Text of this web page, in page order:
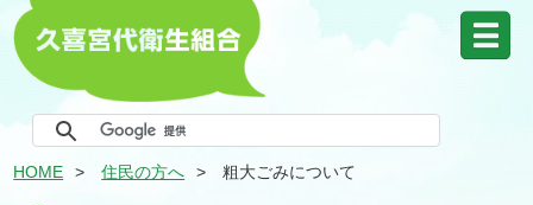
HOME 住民の方へ 粗大ごみについて